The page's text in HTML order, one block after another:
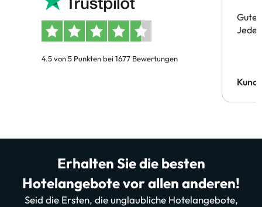
4.5 von 5 Punkten bei 1677 Bewertungen
Gute
Erhalten Sie die besten
Hotelangebote vor allen anderen!
Seid die Ersten, die unglaubliche Hotelangebote,